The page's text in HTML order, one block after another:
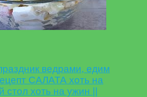
ведрами, едим
САЛАТА хоть на
стол хоть на ужин ||